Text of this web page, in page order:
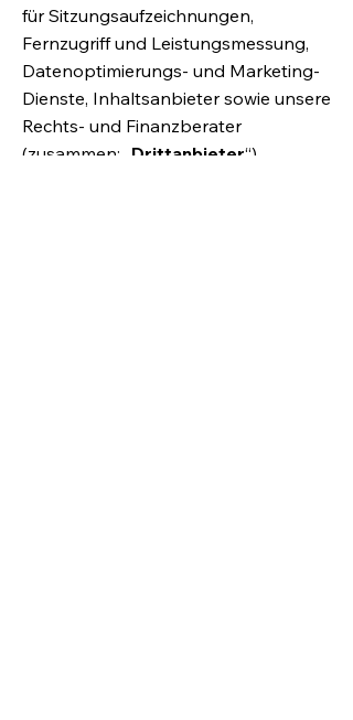
für Sitzungsaufzeichnungen,
Fernzugriff und Leistungsmessung,
Datenoptimierungs- und Marketing-
Dienste, Inhaltsanbieter sowie unsere
Rechts- und Finanzberater
(zusammen: „ Drittanbieter“).